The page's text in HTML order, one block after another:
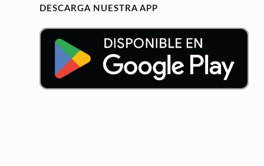
DESCARGA NUESTRA APP